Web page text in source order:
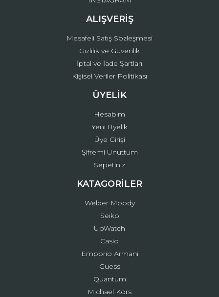
ALIŞVERİŞ
Mesafeli Satış Sözleşmesi
Gizlilik ve Güvenlik
İptal ve İade Şartları
Kişisel Veriler Politikası
ÜYELİK
Hesabım
Yeni Üyelik
Üye Girişi
Şifremi Unuttum
Sepetiniz
KATAGORİLER
Welder Moody
Seiko
UpWatch
Casio
Emporio Armani
Guess
Quantum
Michael Kors